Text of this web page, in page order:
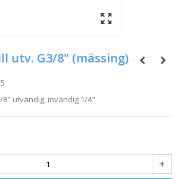
utv. G3/8" (mässing)
utvändig, invändig 1/4"
+